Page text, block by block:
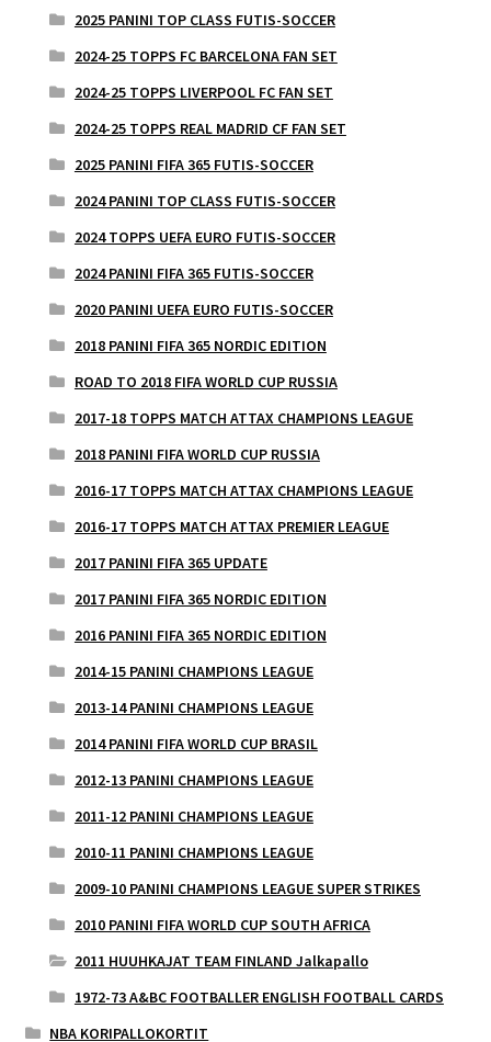
2025 PANINI TOP CLASS FUTIS-SOCCER
2024-25 TOPPS FC BARCELONA FAN SET
2024-25 TOPPS LIVERPOOL FC FAN SET
2024-25 TOPPS REAL MADRID CF FAN SET
2025 PANINI FIFA 365 FUTIS-SOCCER
2024 PANINI TOP CLASS FUTIS-SOCCER
2024 TOPPS UEFA EURO FUTIS-SOCCER
2024 PANINI FIFA 365 FUTIS-SOCCER
2020 PANINI UEFA EURO FUTIS-SOCCER
2018 PANINI FIFA 365 NORDIC EDITION
ROAD TO 2018 FIFA WORLD CUP RUSSIA
2017-18 TOPPS MATCH ATTAX CHAMPIONS LEAGUE
2018 PANINI FIFA WORLD CUP RUSSIA
2016-17 TOPPS MATCH ATTAX CHAMPIONS LEAGUE
2016-17 TOPPS MATCH ATTAX PREMIER LEAGUE
2017 PANINI FIFA 365 UPDATE
2017 PANINI FIFA 365 NORDIC EDITION
2016 PANINI FIFA 365 NORDIC EDITION
2014-15 PANINI CHAMPIONS LEAGUE
2013-14 PANINI CHAMPIONS LEAGUE
2014 PANINI FIFA WORLD CUP BRASIL
2012-13 PANINI CHAMPIONS LEAGUE
2011-12 PANINI CHAMPIONS LEAGUE
2010-11 PANINI CHAMPIONS LEAGUE
2009-10 PANINI CHAMPIONS LEAGUE SUPER STRIKES
2010 PANINI FIFA WORLD CUP SOUTH AFRICA
2011 HUUHKAJAT TEAM FINLAND Jalkapallo
1972-73 A&BC FOOTBALLER ENGLISH FOOTBALL CARDS
NBA KORIPALLOKORTIT